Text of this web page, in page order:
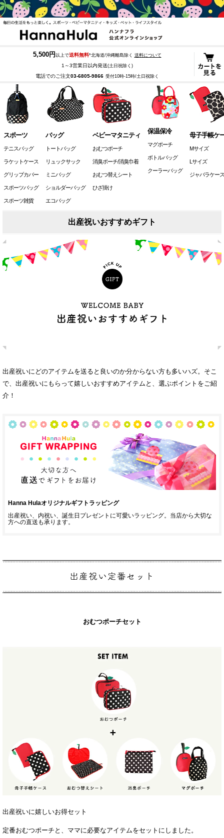
5,500円 以上で送料無料*北海道/沖縄離島除く 送料について
1～3営業日以内発送(土日祝除く)
電話でのご注文03-6805-9866 受付10時-15時/土日祝除く
スポーツ
テニスバッグ
ラケットケース
グリップカバー
スポーツバッグ
スポーツ雑貨
バッグ
トートバッグ
リュックサック
ミニバッグ
ショルダーバッグ
エコバッグ
ベビーマタニティ
おむつポーチ
消臭ポーチ/消臭巾着
おむつ替えシート
ひざ掛け
保温保冷
マグポーチ
ボトルバッグ
クーラーバッグ
母子手帳ケ
Mサイズ
Lサイズ
ジャバラケース
出産祝いおすすめギフト
出産祝いにどのアイテムを送ると良いのか分からない方も多いハズ。そこ
で、出産祝いにもらって嬉しいおすすめアイテムと、選ぶポイントをご紹
介！
Hanna Hulaオリジナルギフトラッピング
出産祝い、内祝い、誕生日プレゼントに可愛いラッピング。当店から大切な
方への直送も承ります。
おむつポーチセット
出産祝いに嬉しいお得セット
定番おむつポーチと、ママに必要なアイテムをセットにしました。